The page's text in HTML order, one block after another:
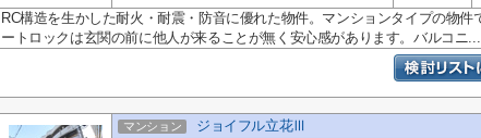
RC構造を生かした耐火・耐震・防音に優れた物件。マンションタイプの物
ートロックは玄関の前に他人が来ることが無く安心感があります。バルコニ...
マンション ジョイフル立花Ⅲ